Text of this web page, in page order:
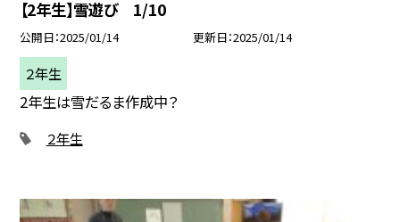
【2年生】雪遊び 1/10
公開日 2025/01/14 更新日 2025/01/14
２年生
2年生は雪だるま作成中？
２年生